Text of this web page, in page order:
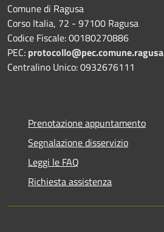
Comune di Ragusa
Corso Italia, 72 - 97100 Ragusa
Codice Fiscale: 00180270886
PEC:
Centralino Unico: 0932676111
Prenotazione appuntamento
Segnalazione disservizio
Leggi le FAQ
Richiesta assistenza